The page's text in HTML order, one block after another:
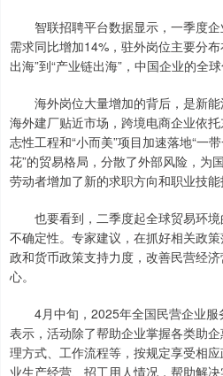
智联招聘平台数据显示，一季度企
需求同比增加14%，驻外岗位主要分
出海”到“产业链出海”，中国企业的全
海外岗位大量增加的背后，是新能
海外建厂贴近市场，跨境电商企业依
志性工程和“小而美”项目加速落地“一
花”的贸易格局，分散了外部风险，为
劳动者增加了新的求职方向和职业技能
也要看到，二季度起全球贸易环境
不确定性。专家建议，在抓好相关政
政和货币政策支持力度，改善民营经
心。
4月中旬，2025年全国民营企业服
表示，活动除了帮助企业掌握各类助
理方式、工作流程等，按规定享受相
业生产经营、招工用人情况，帮助解